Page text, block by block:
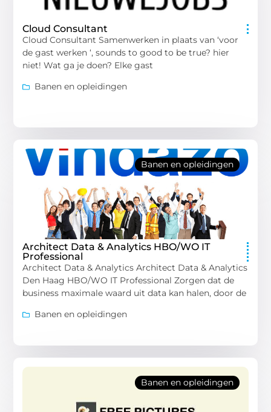
Cloud Consultant
Cloud Consultant Samenwerken in plaats van ‘voor
de gast werken ‘, sounds to good to be true? hier
niet! Wat ga je doen? Elke gast
Banen en opleidingen
Banen en opleidingen
Architect Data & Analytics HBO/WO IT
Professional
Architect Data & Analytics Architect Data & Analytics
Den Haag HBO/WO IT Professional Zorgen dat de
business maximale waard uit data kan halen, door de
Banen en opleidingen
Banen en opleidingen